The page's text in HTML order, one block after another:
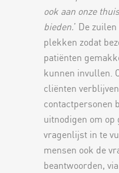
ook aan onze
bieden.’ De
plekken zodat
patiënten
kunnen invullen.
cliënten
contactpersonen
uitnodigen om op
vragenlijst in te
mensen ook de
beantwoorden,